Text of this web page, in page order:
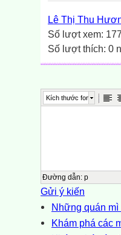
Lê Thị Thu
Số lượt xem:
Số lượt thích: 0
Kích thước font
Đường dẫn: p
Gửi ý kiến
Những quán mì
Khám phá các